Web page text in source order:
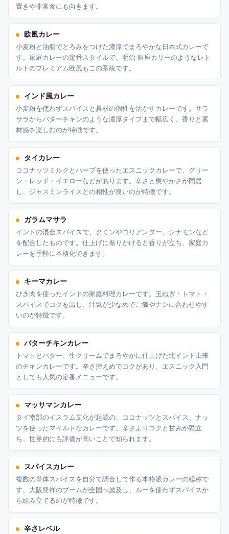
置きや非常食にも向きます。
欧風カレー
小麦粉と油脂でとろみをつけた濃厚でまろやかな日本式カレーで
す。家庭カレーの定番スタイルで、明治 銀座カリーのようなレト
ルトのプレミアム欧風もこの系統です。
インド風カレー
小麦粉を使わずスパイスと具材の個性を活かすカレーです。サラ
サラからバターチキンのような濃厚タイプまで幅広く、香りと素
材感を楽しむのが特徴です。
タイカレー
ココナッツミルクとハーブを使ったエスニックカレーで、グリー
ン・レッド・イエローなどがあります。辛さと爽やかさが同居
し、ジャスミンライスとの相性が良いのが特徴です。
ガラムマサラ
インドの混合スパイスで、クミンやコリアンダー、シナモンなど
を配合したものです。仕上げに振りかけると香りが立ち、家庭カ
レーを手軽に本格化できます。
キーマカレー
ひき肉を使ったインドの家庭料理カレーです。玉ねぎ・トマト・
スパイスでコクを出し、汁気が少なめでご飯やナンに合わせやす
いのが特徴です。
バターチキンカレー
トマトとバター、生クリームでまろやかに仕上げた北インド由来
のチキンカレーです。辛さ控えめでコクがあり、エスニック入門
としても人気の定番メニューです。
マッサマンカレー
タイ南部のイスラム文化が起源の、ココナッツとスパイス、ナッ
ツを使ったマイルドなカレーです。辛さよりコクと甘みが際立
ち、世界的にも評価が高いことで知られます。
スパイスカレー
複数の単体スパイスを自分で調合して作る本格派カレーの総称で
す。大阪発祥のブームが全国へ波及し、ルーを使わずスパイスか
ら組み立てるのが特徴です。
辛さレベル